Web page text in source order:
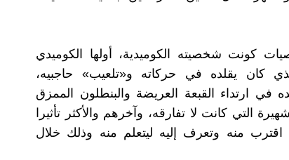
كونت شخصيته الكوميدية، أولها الكوميدي
كان يقلده في حركاته و«تلعيب» حاجبيه،
في ارتداء القبعة العريضة والبنطلون الممزق
التي كانت لا تفارقه، وآخرهم والأكثر تأثيرا
اقترب منه وتعرف إليه ليتعلم منه وذلك خلال